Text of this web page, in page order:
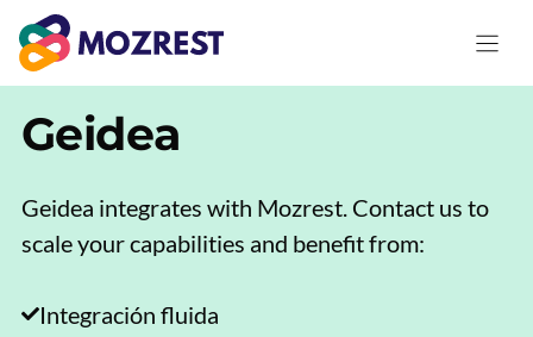
Saltar
contenido
Geidea
Geidea integrates with Mozrest. Contact us to
scale your capabilities and benefit from:
Integración fluida